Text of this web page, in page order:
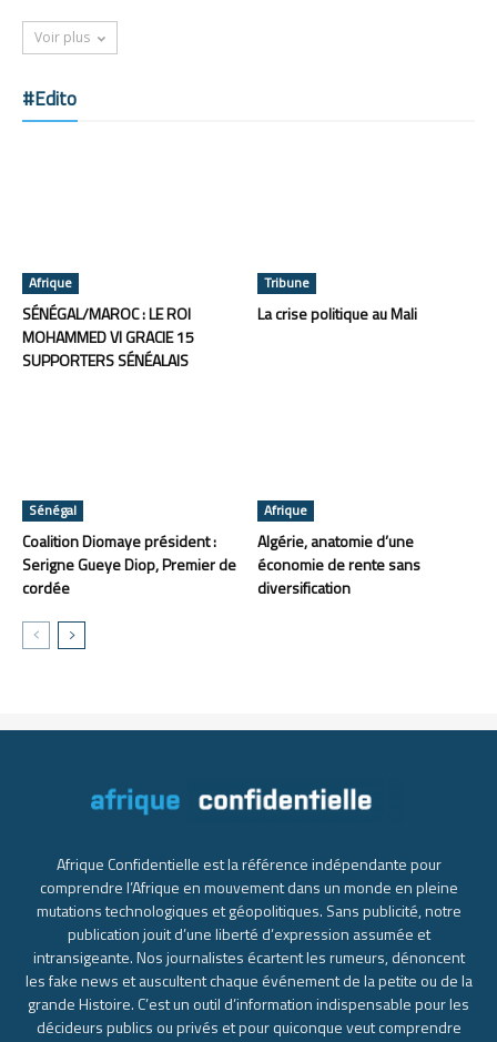
Voir plus
#Edito
Afrique
SÉNÉGAL/MAROC : LE ROI
MOHAMMED VI GRACIE 15
SUPPORTERS SÉNÉALAIS
Tribune
La crise politique au Mali
Sénégal
Coalition Diomaye président :
Serigne Gueye Diop, Premier de
cordée
Afrique
Algérie, anatomie d’une
économie de rente sans
diversification
Afrique Confidentielle est la référence indépendante pour
comprendre l’Afrique en mouvement dans un monde en pleine
mutations technologiques et géopolitiques. Sans publicité, notre
publication jouit d’une liberté d’expression assumée et
intransigeante. Nos journalistes écartent les rumeurs, dénoncent
les fake news et auscultent chaque événement de la petite ou de la
grande Histoire. C’est un outil d’information indispensable pour les
décideurs publics ou privés et pour quiconque veut comprendre